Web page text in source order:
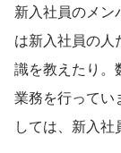
新入社員のメン
は新入社員の人
識を教えたり。
業務を行ってい
しては、新入社